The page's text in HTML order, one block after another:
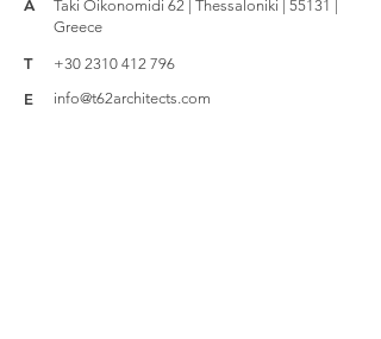
A
Taki Oikonomidi 62 | Thessaloniki | 55131 |
Greece
T
E
+30 2310 412 796
info@t62architects.com